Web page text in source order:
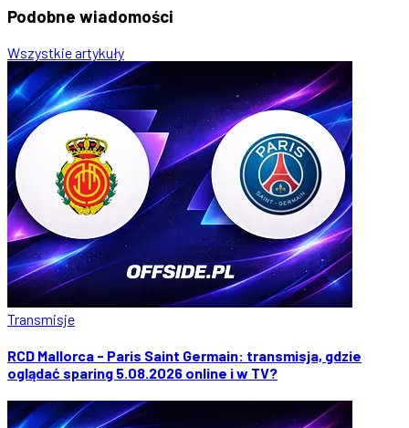
Podobne wiadomości
Wszystkie artykuły
Transmisje
RCD Mallorca - Paris Saint Germain: transmisja, gdzie
oglądać sparing 5.08.2026 online i w TV?